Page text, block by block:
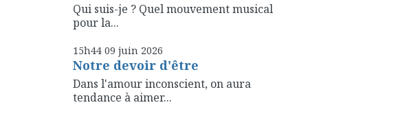
Qui suis-je ? Quel mouvement musical
pour la...
15h44 09 juin 2026
Notre devoir d'être
Dans l'amour inconscient, on aura
tendance à aimer...